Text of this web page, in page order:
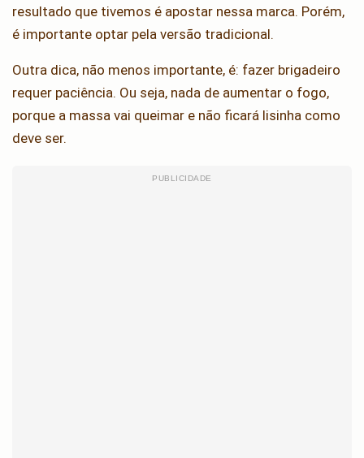
resultado que tivemos é apostar nessa marca. Porém,
é importante optar pela versão tradicional.
Outra dica, não menos importante, é: fazer brigadeiro
requer paciência. Ou seja, nada de aumentar o fogo,
porque a massa vai queimar e não ficará lisinha como
deve ser.